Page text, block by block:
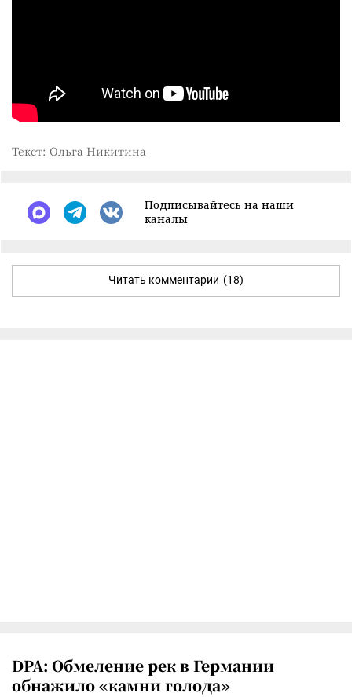
Текст: Ольга Никитина
Подписывайтесь на наши
каналы
Читать комментарии (18)
DPA: Обмеление рек в Германии
обнажило «камни голода»